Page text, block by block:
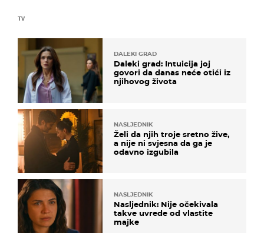
TV
DALEKI GRAD
Daleki grad: Intuicija joj
govori da danas neće otići iz
njihovog života
NASLJEDNIK
Želi da njih troje sretno žive,
a nije ni svjesna da ga je
odavno izgubila
NASLJEDNIK
Nasljednik: Nije očekivala
takve uvrede od vlastite
majke